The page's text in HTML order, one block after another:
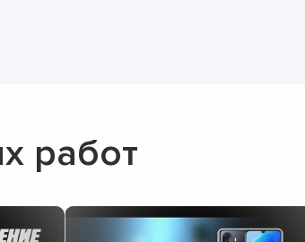
минут и теперь все
работает идеально.
работ